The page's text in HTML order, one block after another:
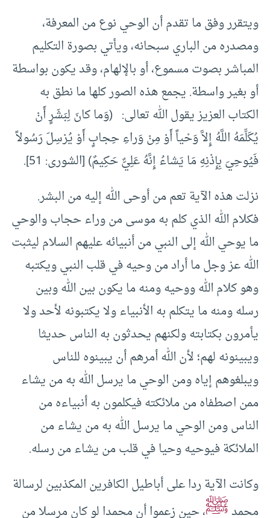
ويتقرر وفق ما تقدم أن الوحي نوع من المعرفة،
ومصدره من الباري سبحانه، ويأتي بصورة التكليم
المباشر بصوت مسموع، أو بالإلهام، وقد يكون بواسطة
أو بغير واسطة. يجمع هذه الصور كلها ما نطق به
الكتاب العزيز يقول الله تعالى: (وَما كانَ لِبَشَرٍ أَنْ
يُكَلِّمَهُ اللَّهُ إِلاَّ وَحْياً أَوْ مِنْ وَراءِ حِجابٍ أَوْ يُرْسِلَ رَسُولاً
فَيُوحِيَ بِإِذْنِهِ مَا يَشاءُ إِنَّهُ عَلِيٌّ حَكِيمٌ) [الشورى: 51].
نزلت هذه الآية تعم من أوحى الله إليه من البشر.
فكلام الله الذي كلم به موسى من وراء حجاب والوحي
ما يوحي الله إلى النبي من أنبيائه عليهم السلام ليثبت
الله عز وجل ما أراد من وحيه في قلب النبي ويكتبه
وهو كلام الله ووحيه ومنه ما يكون بين الله وبين
رسله ومنه ما يتكلم به الأنبياء ولا يكتبونه لأحد ولا
يأمرون بكتابته ولكنهم يحدثون به الناس حديثا
ويبينونه لهم؛ لأن الله أمرهم أن يبينوه للناس
ويبلغوهم إياه ومن الوحي ما يرسل الله به من يشاء
ممن اصطفاه من ملائكته فيكلمون به أنبياءه من
الناس ومن الوحي ما يرسل الله به من يشاء من
الملائكة فيوحيه وحيا في قلب من يشاء من رسله.
وكانت الآية ردا على أباطيل الكافرين المكذبين لرسالة
محمدﷺ، حين زعموا أن محمدا لو كان مرسلا من